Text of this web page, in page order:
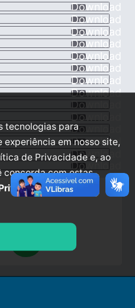
Download
Download
Download
Download
Download
Download
Download
Download
Download
Download
Download
Download
Download
Download
tecnologias para
em nosso site,
de Privacidade e, ao
concorda com estas